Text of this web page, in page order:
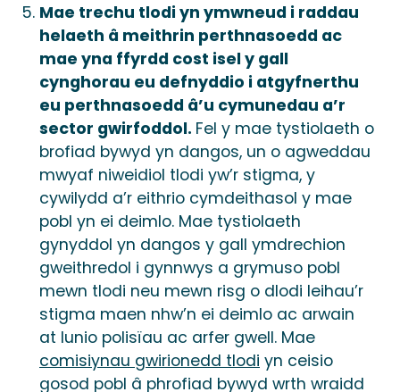
Mae trechu tlodi yn ymwneud i raddau
helaeth â meithrin perthnasoedd ac
mae yna ffyrdd cost isel y gall
cynghorau eu defnyddio i atgyfnerthu
eu perthnasoedd â’u cymunedau a’r
sector gwirfoddol. Fel y mae tystiolaeth o
brofiad bywyd yn dangos, un o agweddau
mwyaf niweidiol tlodi yw’r stigma, y
cywilydd a’r eithrio cymdeithasol y mae
pobl yn ei deimlo. Mae tystiolaeth
gynyddol yn dangos y gall ymdrechion
gweithredol i gynnwys a grymuso pobl
mewn tlodi neu mewn risg o dlodi leihau’r
stigma maen nhw’n ei deimlo ac arwain
at lunio polisïau ac arfer gwell. Mae
comisiynau gwirionedd tlodi yn ceisio
gosod pobl â phrofiad bywyd wrth wraidd